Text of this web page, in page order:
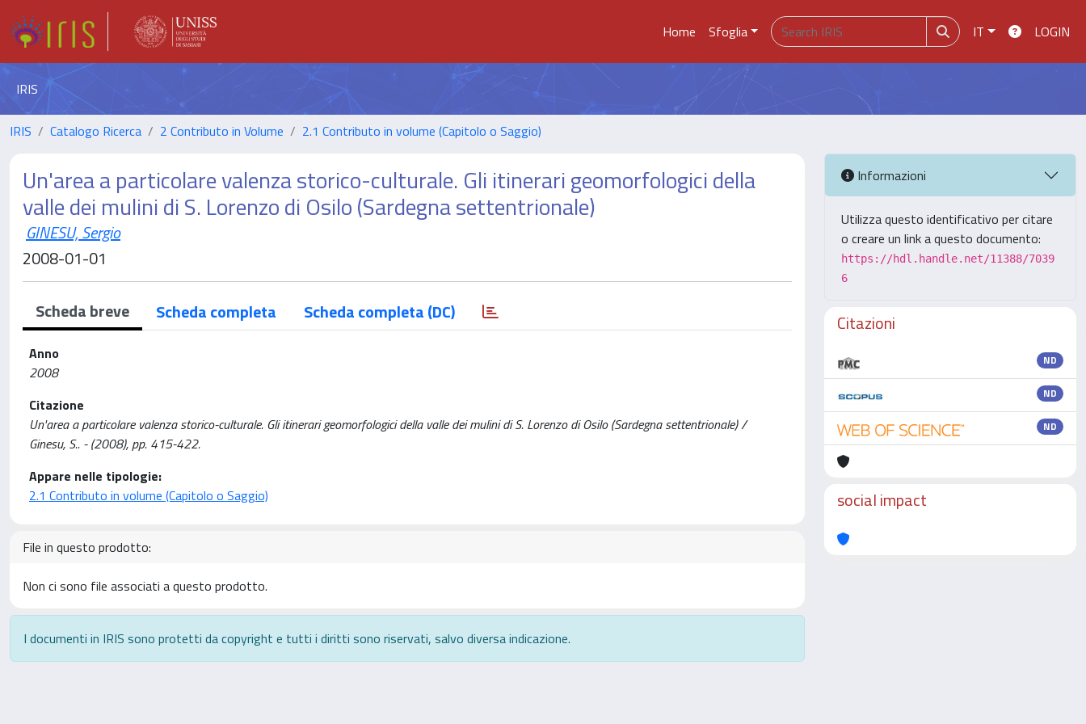
Home Sfoglia IT LOGIN
IRIS
IRIS Catalogo Ricerca 2 Contributo in Volume 2.1 Contributo in volume (Capitolo o Saggio)
Un'area a particolare valenza storico-culturale. Gli itinerari geomorfologici della
valle dei mulini di S. Lorenzo di Osilo (Sardegna settentrionale)
GINESU, Sergio
2008-01-01
Scheda breve Scheda completa Scheda completa (DC)
Anno
2008
Citazione
Un'area a particolare valenza storico-culturale. Gli itinerari geomorfologici della valle dei mulini di S. Lorenzo di Osilo (Sardegna settentrionale) /
Ginesu, S.. - (2008), pp. 415-422.
Appare nelle tipologie:
2.1 Contributo in volume (Capitolo o Saggio)
File in questo prodotto:
Non ci sono file associati a questo prodotto.
I documenti in IRIS sono protetti da copyright e tutti i diritti sono riservati, salvo diversa indicazione.
Informazioni
Utilizza questo identificativo per citare
o creare un link a questo documento:
https://hdl.handle.net/11388/7039
6
Citazioni
ND
ND
ND
social impact